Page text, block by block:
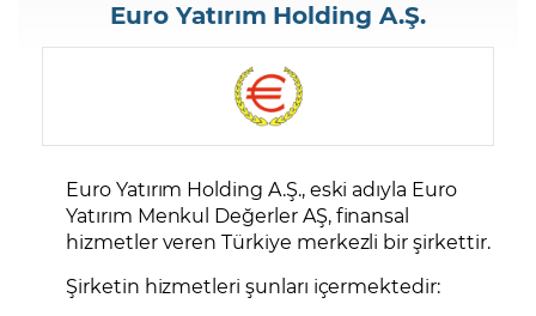
Euro Yatırım Holding A.Ş.
Euro Yatırım Holding A.Ş., eski adıyla Euro
Yatırım Menkul Değerler AŞ, finansal
hizmetler veren Türkiye merkezli bir şirkettir.
Şirketin hizmetleri şunları içermektedir: